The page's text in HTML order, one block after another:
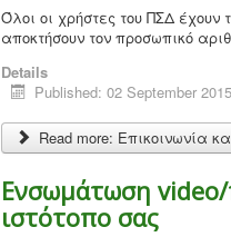
Όλοι οι χρήστες του ΠΣΔ έχουν
αποκτήσουν τον προσωπικό
Details
Published: 02 September 2015
Read more: Επικοινωνία
Ενσωμάτωση
ιστότοπο σας